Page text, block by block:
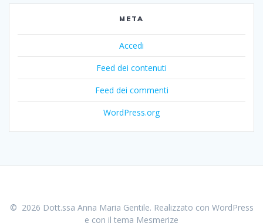
META
Accedi
Feed dei contenuti
Feed dei commenti
WordPress.org
© 2026 Dott.ssa Anna Maria Gentile. Realizzato con WordPress
e con il tema Mesmerize